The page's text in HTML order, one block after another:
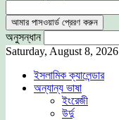
অনুসন্ধান
Saturday, August 8, 2026
ইসলামিক ক্যালেন্ডার
অন্যান্য ভাষা
ইংরেজী
উর্দু